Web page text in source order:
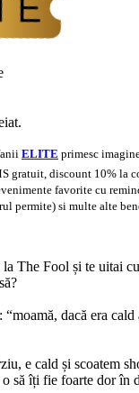
ELITE primesc
gratuit, discount 10% la
favorite cu
permite) si multe alte
The Fool și te uitai
dacă era
e cald și scoatem
o să îți fie foarte dor în